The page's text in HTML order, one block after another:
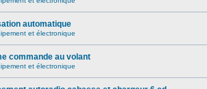
automatique
et électronique
commande au volant
et électronique